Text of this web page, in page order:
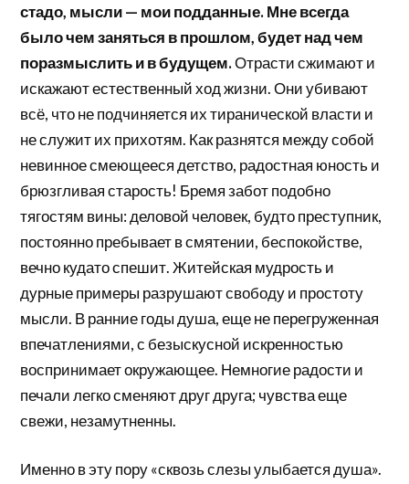
стадо, мысли — мои подданные. Мне всегда
было чем заняться в прошлом, будет над чем
поразмыслить и в будущем.Отрасти сжимают и
искажают естественный ход жизни. Они убивают
всё, что не подчиняется их тиранической власти и
не служит их прихотям. Как разнятся между собой
невинное смеющееся детство, радостная юность и
брюзгливая старость! Бремя забот подобно
тягостям вины: деловой человек, будто преступник,
постоянно пребывает в смятении, беспокойстве,
вечно кудато спешит. Житейская мудрость и
дурные примеры разрушают свободу и простоту
мысли. В ранние годы душа, еще не перегруженная
впечатлениями, с безыскусной искренностью
воспринимает окружающее. Немногие радости и
печали легко сменяют друг друга; чувства еще
свежи, незамутненны.
Именно в эту пору «сквозь слезы улыбается душа».